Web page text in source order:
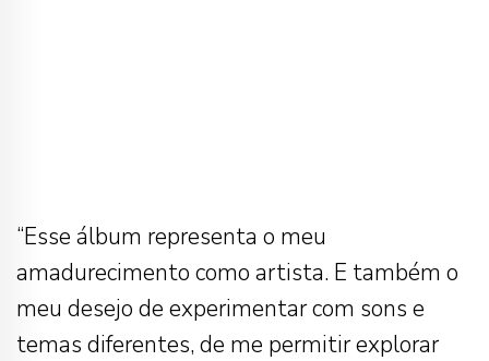
“Esse álbum representa o meu
amadurecimento como artista. E também o
meu desejo de experimentar com sons e
temas diferentes, de me permitir explorar